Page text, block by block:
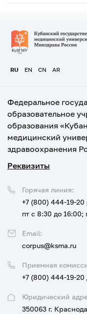
RU EN CN AR
Федеральное
образовательное
образования
медицинский
здравоохранения
Реквизиты
Юридический
350063 г.
Приемная
+7 (800) 444-19-20
Горячая линия:
+7 (800) 444-19-20
пт с 8:30 до 16:00;
Email:
corpus@ksma.ru